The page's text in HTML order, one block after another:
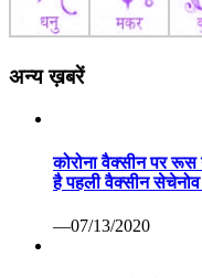
अन्य ख़बरें
कोरोना वैक्सीन पर
है पहली वैक्सीन सेचेनोव
—07/13/2020